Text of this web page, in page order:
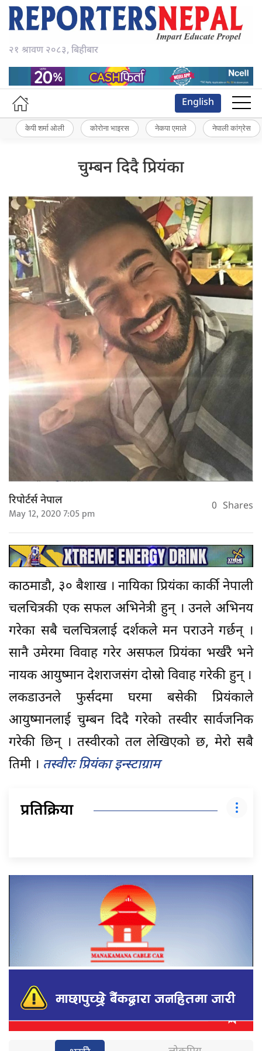
२१ श्रावण २०८३, बिहीबार
English
केपी शर्मा ओली कोरोना भाइरस नेकपा एमाले नेपाली कांग्रेस
चुम्बन दिदै प्रियंका
रिपोर्टर्स नेपाल
May 12, 2020 7:05 pm 0 Shares
काठमाडौ, ३० बैशाख । नायिका प्रियंका कार्की नेपाली
चलचित्रकी एक सफल अभिनेत्री हुन् । उनले अभिनय
गरेका सबै चलचित्रलाई दर्शकले मन पराउने गर्छन् ।
सानै उमेरमा विवाह गरेर असफल प्रियंका भर्खरै भने
नायक आयुष्मान देशराजसंग दोस्रो विवाह गरेकी हुन् ।
लकडाउनले फुर्सदमा घरमा बसेकी प्रियंकाले
आयुष्मानलाई चुम्बन दिदै गरेको तस्वीर सार्वजनिक
गरेकी छिन् । तस्वीरको तल लेखिएको छ, मेरो सबै
तिमी । तस्वीरः प्रियंका इन्स्टाग्राम
प्रतिक्रिया